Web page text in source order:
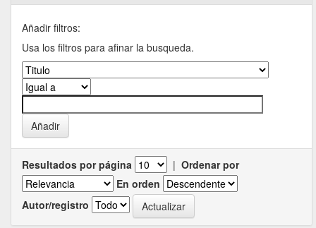
Añadir filtros:
Usa los filtros para afinar la busqueda.
Resultados por página | Ordenar por
En orden
Autor/registro